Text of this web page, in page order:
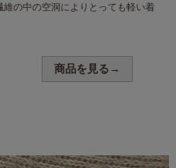
の中の空洞によりとっても軽い着
商品を見る→